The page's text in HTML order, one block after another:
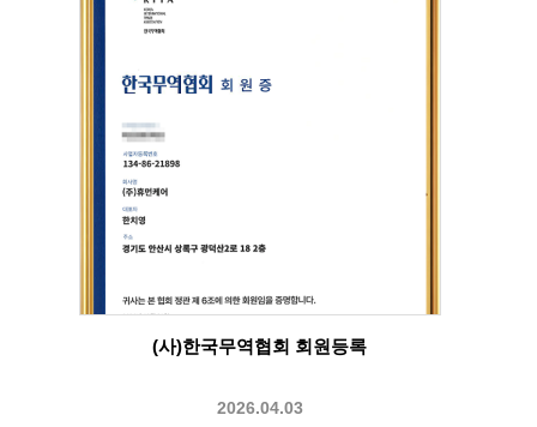
(사)한국무역협회 회원등록
2026.04.03